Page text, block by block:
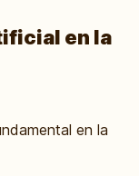
en la
en la